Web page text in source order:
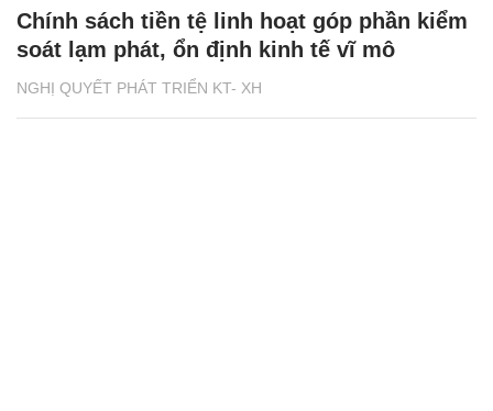
NGHỊ QUYẾT PHÁT TRIỂN KT- XH
Chính sách tiền tệ linh hoạt góp phần kiểm
soát lạm phát, ổn định kinh tế vĩ mô